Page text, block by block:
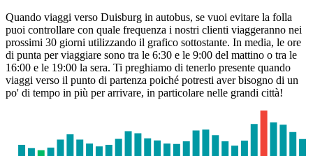
Quando viaggi verso Duisburg in autobus, se vuoi evitare la folla
puoi controllare con quale frequenza i nostri clienti viaggeranno nei
prossimi 30 giorni utilizzando il grafico sottostante. In media, le ore
di punta per viaggiare sono tra le 6:30 e le 9:00 del mattino o tra le
16:00 e le 19:00 la sera. Ti preghiamo di tenerlo presente quando
viaggi verso il punto di partenza poiché potresti aver bisogno di un
po' di tempo in più per arrivare, in particolare nelle grandi città!